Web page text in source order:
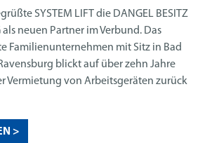
SYSTEM LIFT die DANGEL BESITZ
als neuen Partner im Verbund. Das
Familienunternehmen mit Sitz in Bad
blickt auf über zehn Jahre
Vermietung von Arbeitsgeräten zurück
>